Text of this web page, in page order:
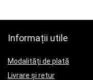
Informații utile
Modalități de plată
Livrare și retur